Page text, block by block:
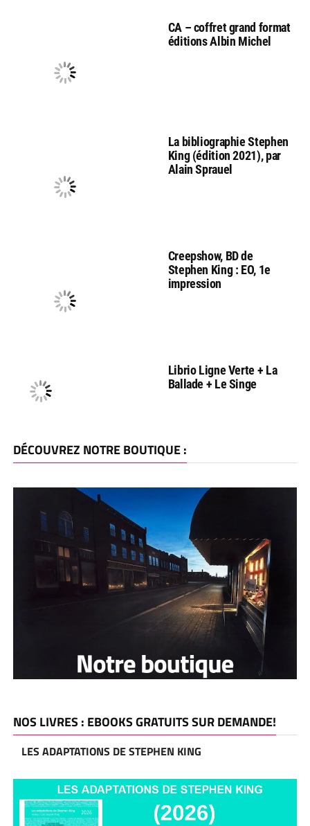
CA – coffret grand format
éditions Albin Michel
La bibliographie Stephen
King (édition 2021), par
Alain Sprauel
Creepshow, BD de
Stephen King : EO, 1e
impression
Librio Ligne Verte + La
Ballade + Le Singe
DÉCOUVREZ NOTRE BOUTIQUE :
NOS LIVRES : EBOOKS GRATUITS SUR DEMANDE!
LES ADAPTATIONS DE STEPHEN KING